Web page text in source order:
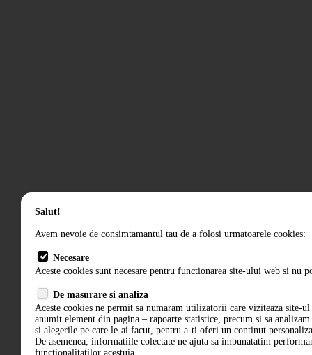
Salut!
Avem nevoie de consimtamantul tau de a folosi urmatoarele cookies:
Necesare
Aceste cookies sunt necesare pentru functionarea site-ului web si nu
De masurare si analiza
Aceste cookies ne permit sa numaram utilizatorii care viziteaza site-ul
anumit element din pagina – rapoarte statistice, precum si sa
si alegerile pe care le-ai facut, pentru a-ti oferi un continut
De asemenea, informatiile colectate ne ajuta sa imbunatatim
functionalitatilor acestuia.